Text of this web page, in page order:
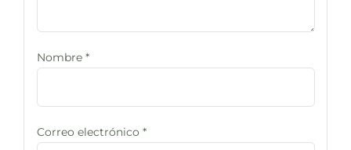
Nombre *
Correo electrónico *